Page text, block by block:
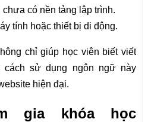
có nền tảng lập trình.
tính hoặc thiết bị di động.
chỉ giúp học viên biết viết
cách sử dụng ngôn ngữ này
hiện đại.
gia khóa học